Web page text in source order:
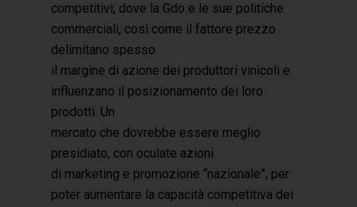
competitivi, dove la Gdo e le sue politiche
commerciali, così come il fattore prezzo
delimitano spesso
il margine di azione dei produttori vinicoli e
influenzano il posizionamento dei loro
prodotti. Un
mercato che dovrebbe essere meglio
presidiato, con oculate azioni
di marketing e promozione “nazionale”, per
poter aumentare la capacità competitiva dei